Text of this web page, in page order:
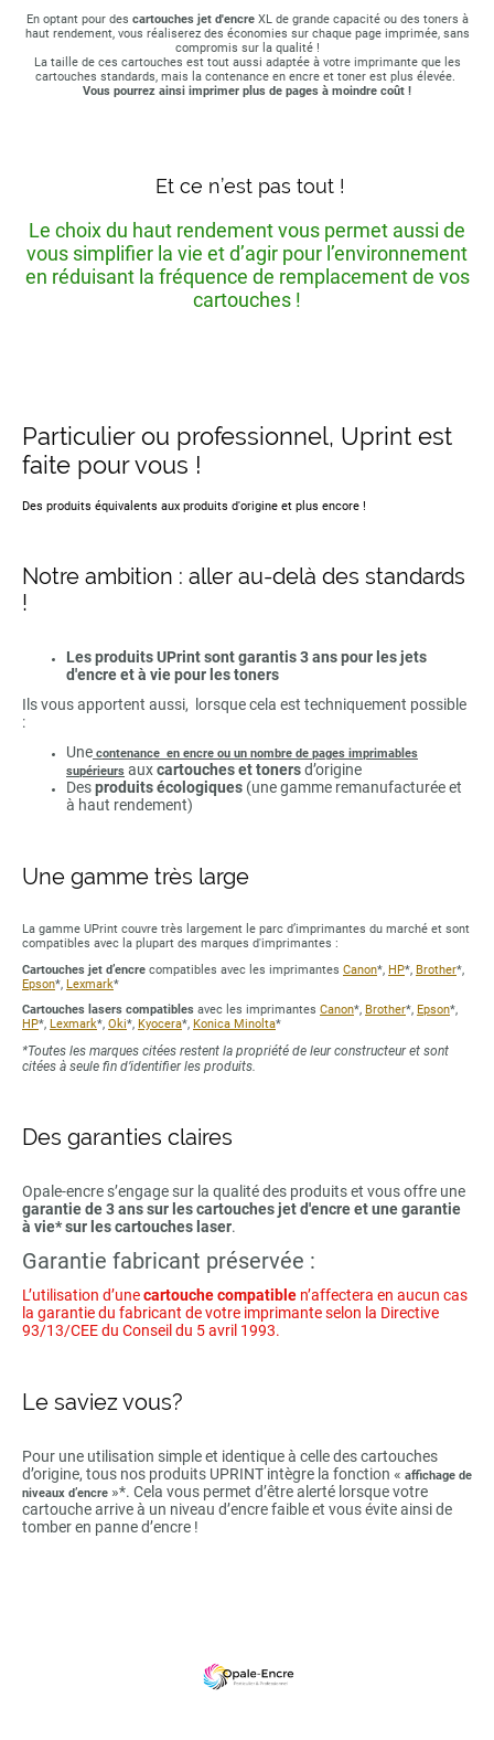
En optant pour des cartouches jet d'encreXL de grande capacité ou des toners à
haut rendement, vous réaliserez des économies sur chaque page imprimée, sans
compromis sur la qualité !
La taille de ces cartouches est tout aussi adaptée à votre imprimante que les
cartouches standards, mais la contenance en encre et toner est plus élevée.
Vous pourrez ainsi imprimer plus de pages à moindre coût !
Et ce n’est pas tout !
Le choix du haut rendement vous permet aussi de
vous simplifier la vie et d’agir pour l’environnement
en réduisant la fréquence de remplacement de vos
cartouches !
Particulier ou professionnel, Uprint est
faite pour vous !
Des produits équivalents aux produits d'origine et plus encore !
Notre ambition : aller au-delà des standards
!
Les produits UPrint sont garantis 3 ans pour les jets
d'encre et à vie pour les toners
Ils vous apportent aussi, lorsque cela est techniquement possible
:
Une contenance en encre ou un nombre de pages imprimables
supérieurs auxcartouches et tonersd’origine
Desproduits écologiques (une gamme remanufacturée et
à haut rendement)
Une gamme très large
La gamme UPrint couvre très largement le parc d’imprimantes du marché et sont
compatibles avec la plupart des marques d'imprimantes :
Cartouches jet d’encre compatibles avec les imprimantes Canon*, HP*, Brother*,
Epson*, Lexmark*
Cartouches lasers compatibles avec les imprimantes Canon*, Brother*, Epson*,
HP*, Lexmark*, Oki*, Kyocera*, Konica Minolta*
*Toutes les marques citées restent la propriété de leur constructeur et sont
citées à seule fin d’identifier les produits.
Des garanties claires
Opale-encre s’engage sur la qualité des produits et vous offre une
garantie de 3 ans sur les cartouches jet d'encre et une garantie
à vie* sur les cartouches laser.
Garantie fabricant préservée :
L’utilisation d’unecartouche compatible n’affectera en aucun cas
la garantie du fabricant de votre imprimante selon la Directive
93/13/CEE du Conseil du 5 avril 1993.
Le saviez vous?
Pour une utilisation simple et identique à celle des cartouches
d’origine, tous nos produits UPRINT intègre la fonction « affichage de
niveaux d’encre »*. Cela vous permet d’être alerté lorsque votre
cartouche arrive à un niveau d’encre faible et vous évite ainsi de
tomber en panne d’encre !